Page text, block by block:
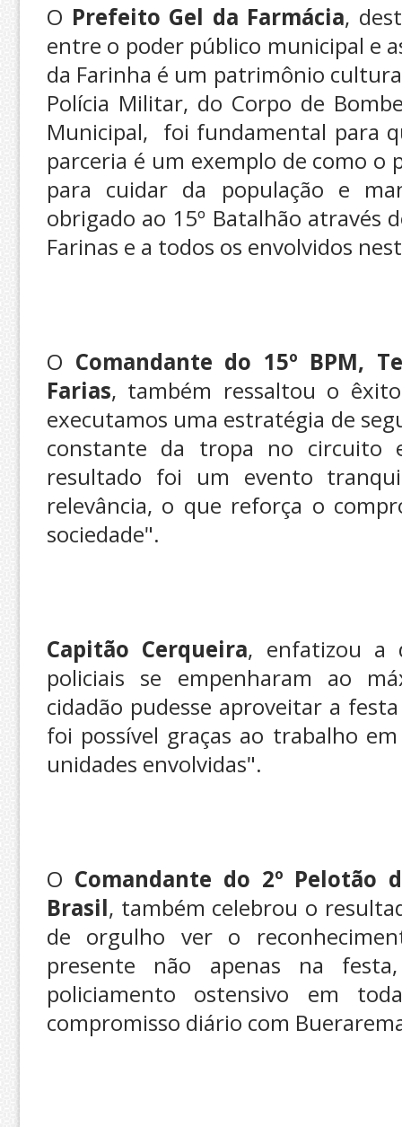
O Prefeito Gel da Farmácia,
entre o poder público municipal e
da Farinha é um patrimônio
Polícia Militar, do Corpo de
Municipal, foi fundamental para
parceria é um exemplo de como o
para cuidar da população e
obrigado ao 15º Batalhão através
Farinas e a todos os envolvidos
O Comandante do 15º BPM,
Farias, também ressaltou o
executamos uma estratégia de
constante da tropa no circuito
resultado foi um evento
relevância, o que reforça o
sociedade".
Capitão Cerqueira, enfatizou a
policiais se empenharam ao
cidadão pudesse aproveitar a
foi possível graças ao trabalho
unidades envolvidas".
O Comandante do 2º Pelotão
Brasil, também celebrou o
de orgulho ver o
presente não apenas na
policiamento ostensivo em
compromisso diário com